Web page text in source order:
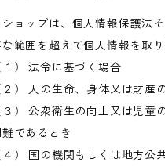
ョップは、個人情報保護法
範囲を超えて個人情報を取
） 法令に基づく場合
） 人の生命、身体又は財産
） 公衆衛生の向上又は児童
であるとき
） 国の機関もしくは地方公